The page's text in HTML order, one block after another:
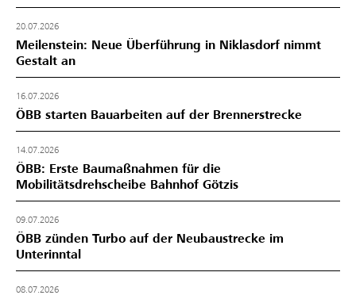
20.07.2026
Meilenstein: Neue Überführung in Niklasdorf nimmt
Gestalt an
16.07.2026
ÖBB starten Bauarbeiten auf der Brennerstrecke
14.07.2026
ÖBB: Erste Baumaßnahmen für die
Mobilitätsdrehscheibe Bahnhof Götzis
09.07.2026
ÖBB zünden Turbo auf der Neubaustrecke im
Unterinntal
08.07.2026